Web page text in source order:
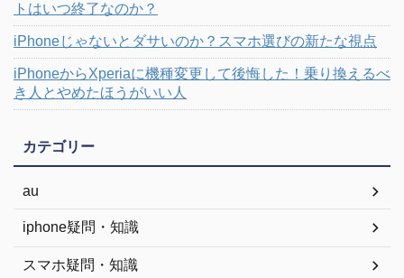
トはいつ終了なのか？
iPhoneじゃないとダサいのか？スマホ選びの新たな視点
iPhoneからXperiaに機種変更して後悔した！乗り換えるべ
き人とやめたほうがいい人
カテゴリー
au
iphone疑問・知識
スマホ疑問・知識